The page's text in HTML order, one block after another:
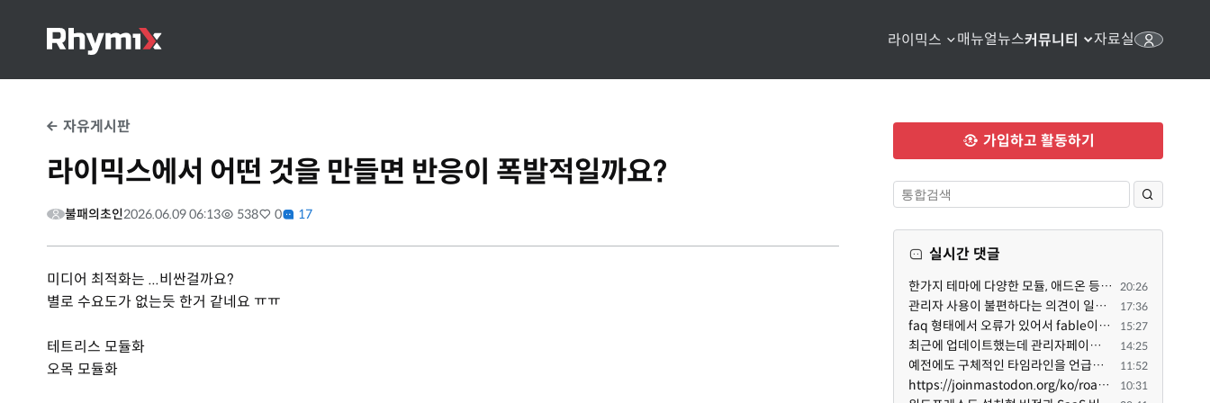
라이믹스 매뉴얼뉴스커뮤니티 자료실
자유게시판
라이믹스에서 어떤 것을 만들면 반응이 폭발적일까요?
불패의초인2026.06.09 06:13 538 0 17
미디어 최적화는 ...비싼걸까요?
별로 수요도가 없는듯 한거 같네요 ㅠㅠ
테트리스 모듈화
오목 모듈화
가입하고 활동하기
실시간 댓글
한가지 테마에 다양한 모듈, 애드온 등을 같이 사용하게 되면 의외로 어려운게 일관성이 있는 디자인의 유지... 20:26
관리자 사용이 불편하다는 의견이 일부 있어서 반영했습니다 ㅎㅎ 8.4이상도 지원될 수 있도록 10.5.2 혹은 ... 17:36
faq 형태에서 오류가 있어서 fable이 수정해 주었습니다. 참고하세요. 증상 FAQ형 목록에서 항목을 펼치면 ... 15:27
최근에 업데이트했는데 관리자페이지가 많이 달라졌네요 여기서 모듈 설치하려고 하니 php 8.4.14버전이라 8... 14:25
예전에도 구체적인 타임라인을 언급했다가 지키지 못한 것에 죄송한 마음이 있다 보니 (코어 개발/운영 자체... 11:52
https://joinmastodon.org/ko/roadmap 로드맵 이야기가 나온김에 적자면 공홈에 대략적인 로드맵이 공개되어... 10:31